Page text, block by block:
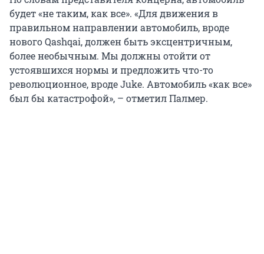
будет «не таким, как все». «Для движения в
правильном направлении автомобиль, вроде
нового Qashqai, должен быть эксцентричным,
более необычным. Мы должны отойти от
устоявшихся нормы и предложить что-то
революционное, вроде Juke. Автомобиль «как все»
был бы катастрофой», – отметил Палмер.